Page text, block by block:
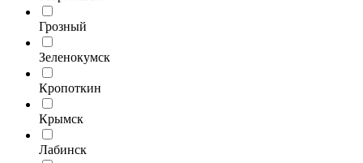
Грозный
Зеленокумск
Кропоткин
Крымск
Лабинск